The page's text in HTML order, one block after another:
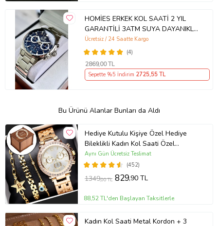
HOMİES ERKEK KOL SAATİ 2 YIL
GARANTİLİ 3ATM SUYA DAYANIKLI
ORİJİNAL (Gümüş)
(4)
Ücretsiz / 24 Saatte Kargo
2869,00 TL
Sepette %5 İndirim 2725,55 TL
Bu Ürünü Alanlar Bunları da Aldı
Hediye Kutulu Kişiye Özel Hediye
Bileklikli Kadın Kol Saati Özel
Kutusunda (Gold)
(452)
Aynı Gün Ücretsiz Teslimat
1349,00 TL 829,90 TL
88,52 TL'den Başlayan Taksitlerle
Kadın Kol Saati Metal Kordon + 3